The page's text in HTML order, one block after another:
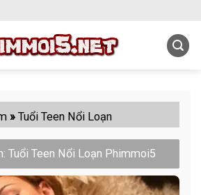
»Tuổi Teen Nổi Loạn
Tuổi Teen Nổi Loạn Phimmoi5